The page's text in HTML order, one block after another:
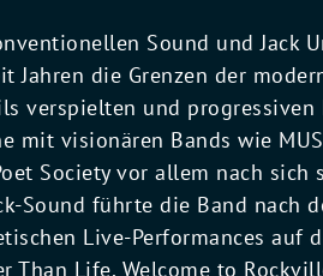
Sound und Jack
Jahren die Grenzen der
verspielten und
mit visionären Bands wie
Society vor allem nach
Sound führte die Band nach
Live-Performances auf
Than Life, Welcome to